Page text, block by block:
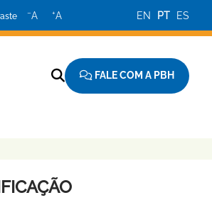
−A +A EN PT ES
FALE COM A PBH